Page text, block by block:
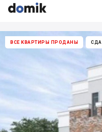



ВСЕ КВАРТИРЫ ПРОДАНЫ